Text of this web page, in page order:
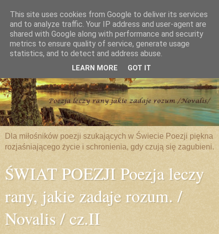
Dla miłośników poezji szukających w Świecie Poezji piękna
rozjaśniającego życie i schronienia, gdy czują się zagubieni.
ŚWIAT POEZJI Poezja leczy
rany, jakie zadaje rozum. /
Novalis / cz.II
This site uses cookies from Google to deliver its services
and to analyze traffic. Your IP address and user-agent are
shared with Google along with performance and security
metrics to ensure quality of service, generate usage
statistics, and to detect and address abuse.
LEARN MORE GOT IT